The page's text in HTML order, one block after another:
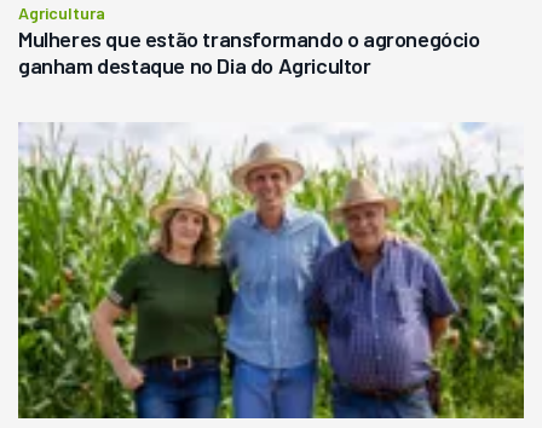
Agricultura
Mulheres que estão transformando o agronegócio
ganham destaque no Dia do Agricultor